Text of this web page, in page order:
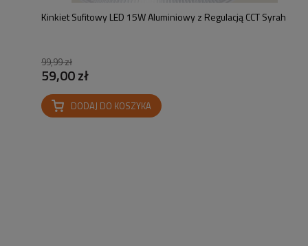
Kinkiet Sufitowy LED 15W Aluminiowy z Regulacją CCT Syrah
99,99 zł
59,00 zł
DODAJ DO KOSZYKA